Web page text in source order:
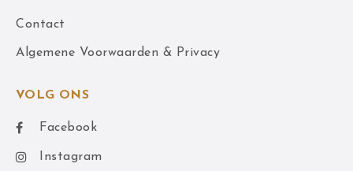
Contact
Algemene Voorwaarden & Privacy
VOLG ONS
Facebook
Instagram